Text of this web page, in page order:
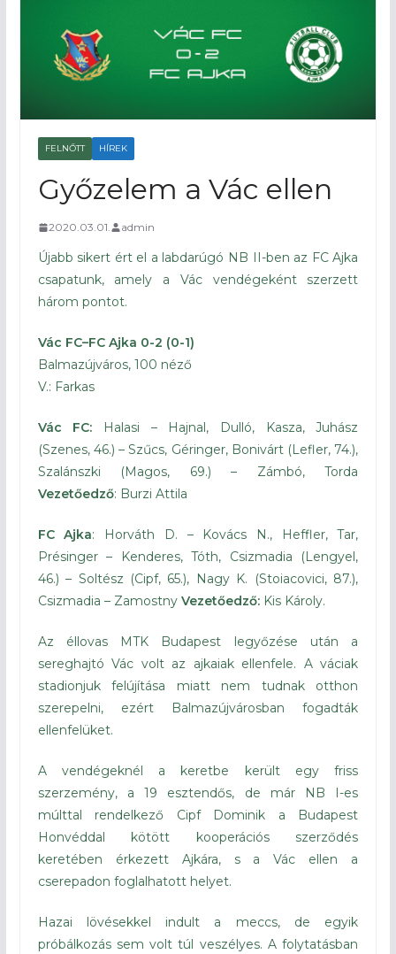
FELNŐTT HÍREK
Győzelem a Vác ellen
2020.03.01. admin
Újabb sikert ért el a labdarúgó NB II-ben az FC Ajka
csapatunk, amely a Vác vendégeként szerzett
három pontot.
Vác FC–FC Ajka 0-2 (0-1)
Balmazújváros, 100 néző
V.: Farkas
Vác FC: Halasi – Hajnal, Dulló, Kasza, Juhász
(Szenes, 46.) – Szűcs, Géringer, Bonivárt (Lefler, 74.),
Szalánszki (Magos, 69.) – Zámbó, Torda
Vezetőedző: Burzi Attila
FC Ajka: Horváth D. – Kovács N., Heffler, Tar,
Présinger – Kenderes, Tóth, Csizmadia (Lengyel,
46.) – Soltész (Cipf, 65.), Nagy K. (Stoiacovici, 87.),
Csizmadia – Zamostny Vezetőedző:Kis Károly.
Az éllovas MTK Budapest legyőzése után a
sereghajtó Vác volt az ajkaiak ellenfele. A váciak
stadionjuk felújítása miatt nem tudnak otthon
szerepelni, ezért Balmazújvárosban fogadták
ellenfelüket.
A vendégeknél a keretbe került egy friss
szerzemény, a 19 esztendős, de már NB I-es
múlttal rendelkező Cipf Dominik a Budapest
Honvéddal kötött kooperációs szerződés
keretében érkezett Ajkára, s a Vác ellen a
cserepadon foglalhatott helyet.
Hazai lövésekkel indult a meccs, de egyik
próbálkozás sem volt túl veszélyes. A folytatásban